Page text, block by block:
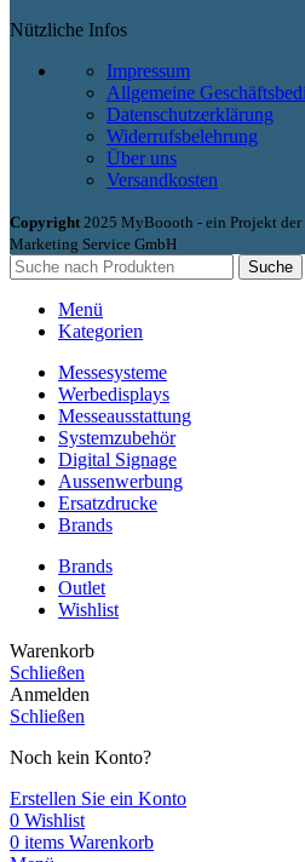
Nützliche Infos
Impressum
Allgemeine
Datenschutzerklärung
Widerrufsbelehrung
Über uns
Versandkosten
Copyright 2025 MyBoooth - ein Projekt
Marketing Service GmbH
Suche
Menü
Kategorien
Messesysteme
Werbedisplays
Messeausstattung
Systemzubehör
Digital Signage
Aussenwerbung
Ersatzdrucke
Brands
Brands
Outlet
Wishlist
Warenkorb
Schließen
Anmelden
Schließen
Noch kein Konto?
Erstellen Sie ein Konto
0 Wishlist
0 items Warenkorb